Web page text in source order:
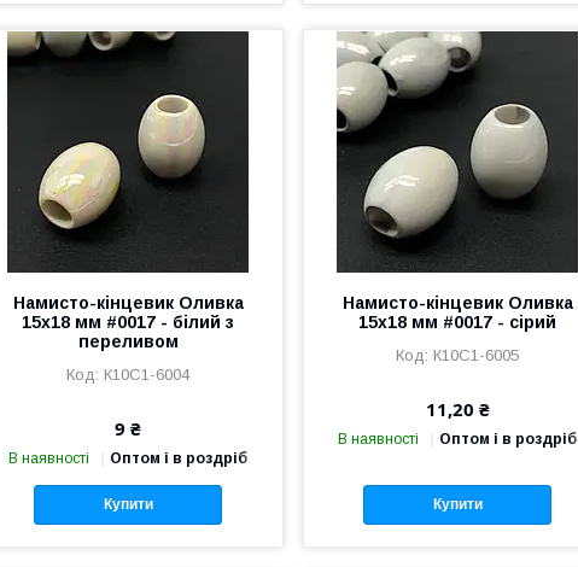
Намисто-кінцевик Оливка
15х18 мм #0017 - білий з
переливом
К10С1-6004
9 ₴
В наявності Оптом і в роздріб
Купити
Намисто-кінцевик Оливка
15х18 мм #0017 - сірий
К10С1-6005
11,20 ₴
В наявності Оптом і в роздріб
Купити